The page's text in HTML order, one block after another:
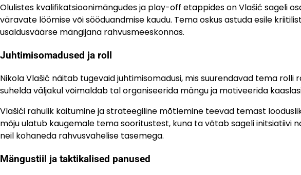
Olulistes kvalifikatsioonimängudes ja play-off etappides on Vlašić sageli
väravate löömise või sööduandmise kaudu. Tema oskus astuda esile
usaldusväärse mängijana rahvusmeeskonnas.
Juhtimisomadused ja roll
Nikola Vlašić näitab tugevaid juhtimisomadusi, mis suurendavad tema rolli
suhelda väljakul võimaldab tal organiseerida mängu ja motiveerida
Vlašići rahulik käitumine ja strateegiline mõtlemine teevad temast
mõju ulatub kaugemale tema sooritustest, kuna ta võtab sageli initsiatiivi
neil kohaneda rahvusvahelise tasemega.
Mängustiil ja taktikalised panused